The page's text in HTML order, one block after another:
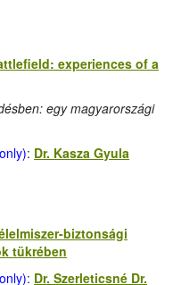
experiences of a
egy magyarországi
: Dr. Kasza Gyula
biztonsági
tükrében
: Dr. Szerleticsné Dr.